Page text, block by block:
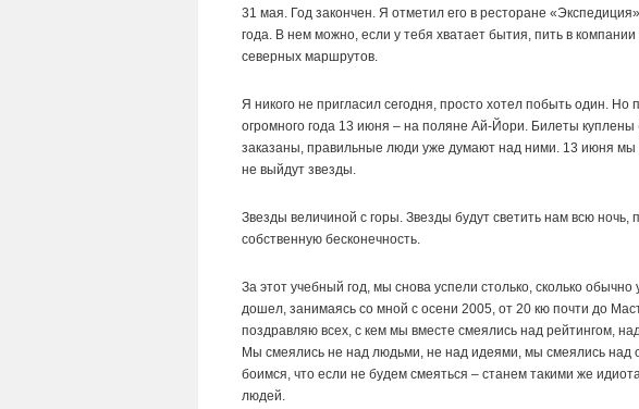
31 мая. Год закончен. Я отметил его в ресторане
года. В нем можно, если у тебя хватает бытия, пить в
северных маршрутов.
Я никого не пригласил сегодня, просто хотел побыть один.
огромного года 13 июня – на поляне Ай-Йори. Билеты
заказаны, правильные люди уже думают над ними. 13 июня
не выйдут звезды.
Звезды величиной с горы. Звезды будут светить нам всю ночь,
собственную бесконечность.
За этот учебный год, мы снова успели столько, сколько
дошел, занимаясь со мной с осени 2005, от 20 кю почти до
поздравляю всех, с кем мы вместе смеялись над рейтингом,
Мы смеялись не над людьми, не над идеями, мы смеялись над
боимся, что если не будем смеяться – станем такими же
людей.